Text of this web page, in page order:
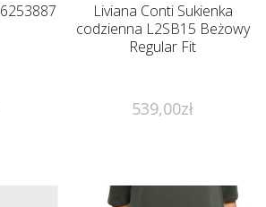
Liviana Conti Sukienka
codzienna L2SB15 Beżowy
Regular Fit
539,00zł